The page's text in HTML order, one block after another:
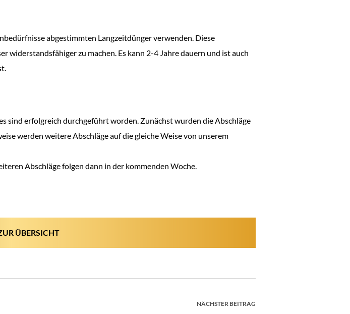
abgestimmten Langzeitdünger verwenden. Diese
zu machen. Es kann 2-4 Jahre dauern und ist auch
sind erfolgreich durchgeführt worden. Zunächst wurden die Abschläge
werden weitere Abschläge auf die gleiche Weise von unserem
Abschläge folgen dann in der kommenden Woche.
ÜBERSICHT
NÄCHSTER BEITRAG